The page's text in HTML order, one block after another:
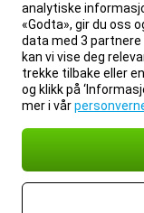
analytiske
«Godta», gir du oss
data med 3
kan vi vise deg
trekke tilbake eller
og klikk på
mer i vår